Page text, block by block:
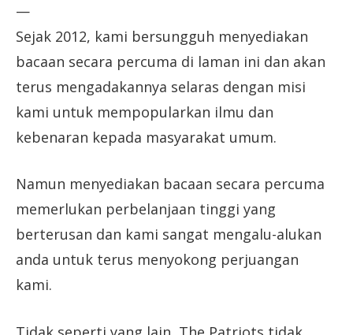
—
Sejak 2012, kami bersungguh menyediakan
bacaan secara percuma di laman ini dan akan
terus mengadakannya selaras dengan misi
kami untuk mempopularkan ilmu dan
kebenaran kepada masyarakat umum.
Namun menyediakan bacaan secara percuma
memerlukan perbelanjaan tinggi yang
berterusan dan kami sangat mengalu-alukan
anda untuk terus menyokong perjuangan
kami.